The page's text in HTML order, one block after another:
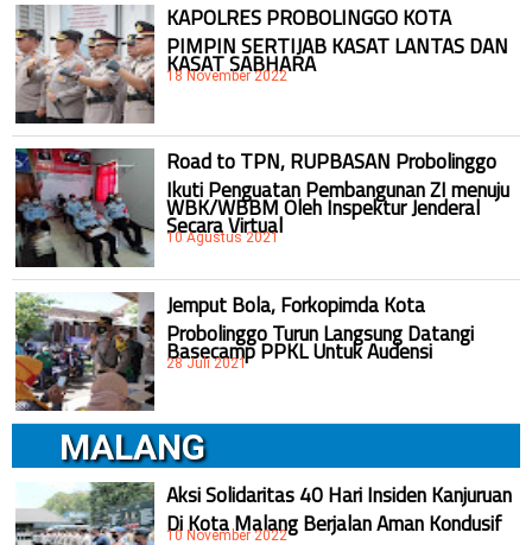
KAPOLRES PROBOLINGGO KOTA
PIMPIN SERTIJAB KASAT LANTAS DAN
KASAT SABHARA
18 November 2022
Road to TPN, RUPBASAN Probolinggo
Ikuti Penguatan Pembangunan ZI menuju
WBK/WBBM Oleh Inspektur Jenderal
Secara Virtual
10 Agustus 2021
Jemput Bola, Forkopimda Kota
Probolinggo Turun Langsung Datangi
Basecamp PPKL Untuk Audensi
28 Juli 2021
MALANG
Aksi Solidaritas 40 Hari Insiden Kanjuruan
Di Kota Malang Berjalan Aman Kondusif
10 November 2022